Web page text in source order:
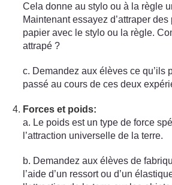
Cela donne au stylo ou à la règle
Maintenant essayez d’attraper
papier avec le stylo ou la règle.
attrapé ?
c. Demandez aux élèves ce qu’ils
passé au cours de ces deux
Forces et poids:
a. Le poids est un type de force
l’attraction universelle de la terre.
b. Demandez aux élèves de
l’aide d’un ressort ou d’un